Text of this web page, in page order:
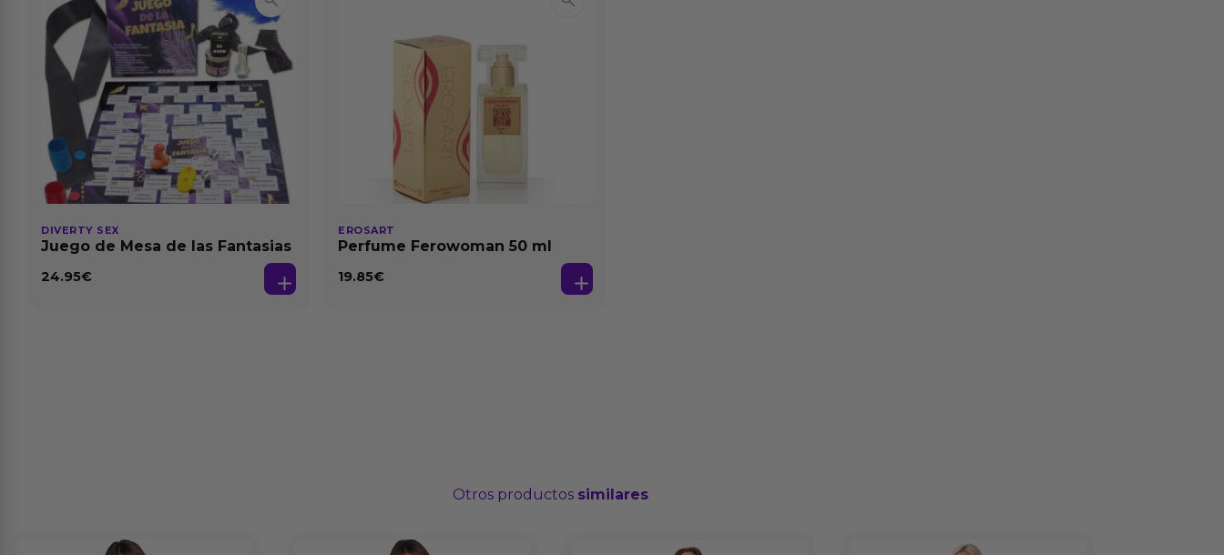
DIVERTY SEX
Juego de Mesa de las Fantasias
24.95€
EROSART
Perfume Ferowoman 50 ml
19.85€
Otros productos similares